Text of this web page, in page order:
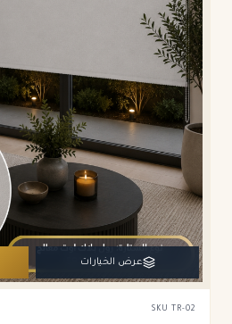
عرض الخيارات
SKU TR-02